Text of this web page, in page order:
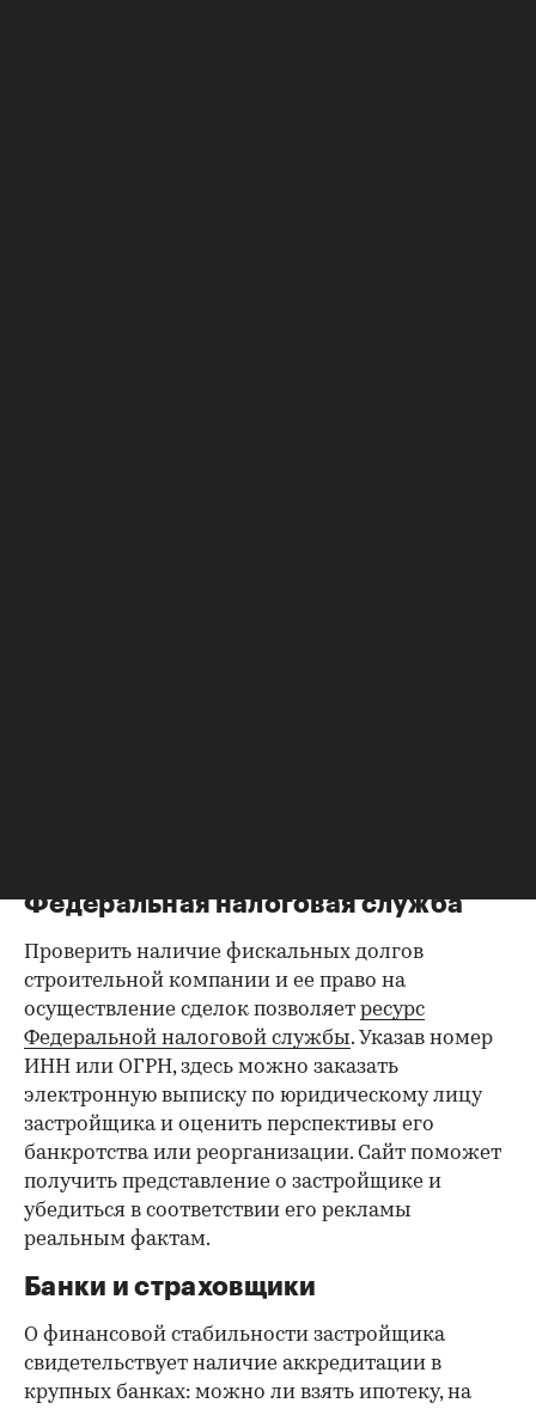
Федеральная налоговая служба
Проверить наличие фискальных долгов
строительной компании и ее право на
осуществление сделок позволяет ресурс
Федеральной налоговой службы. Указав номер
ИНН или ОГРН, здесь можно заказать
электронную выписку по юридическому лицу
застройщика и оценить перспективы его
банкротства или реорганизации. Сайт поможет
получить представление о застройщике и
убедиться в соответствии его рекламы
реальным фактам.
Банки и страховщики
О финансовой стабильности застройщика
свидетельствует наличие аккредитации в
крупных банках: можно ли взять ипотеку, на